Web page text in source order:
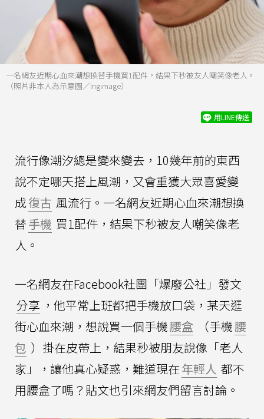
一名網友近期心血來潮想換替手機買1配件，結果下秒被友人嘲笑像老人。
（照片非本人為示意圖／Ingimage）
用LINE傳送
流行像潮汐總是變來變去，10幾年前的東西
說不定哪天搭上風潮，又會重獲大眾喜愛變
成復古 風流行。一名網友近期心血來潮想換
替手機 買1配件，結果下秒被友人嘲笑像老
人。
一名網友在Facebook社團「爆廢公社」發文
分享 ，他平常上班都把手機放口袋，某天逛
街心血來潮，想說買一個手機腰盒 （手機腰
包 ）掛在皮帶上，結果秒被朋友說像「老人
家」，讓他真心疑惑，難道現在年輕人 都不
用腰盒了嗎？貼文也引來網友們留言討論。